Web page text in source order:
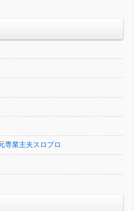
専業主夫スロプロ